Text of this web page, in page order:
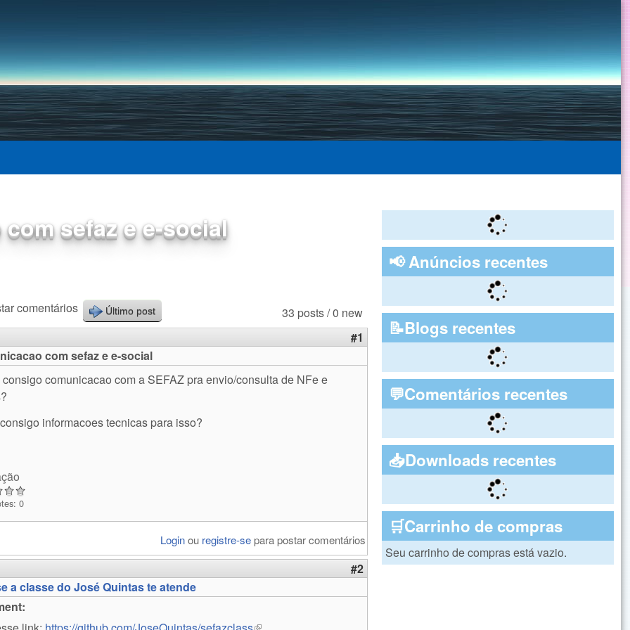
sefaz e e-social
33 posts / 0 new
comentários Último post
#1
com sefaz e e-social
comunicacao com a SEFAZ pra envio/consulta de NFe e
informacoes tecnicas para isso?
0
Loginou registre-separa postar comentários
#2
a classe do José Quintas te atende
📢 Anúncios recentes
📝Blogs recentes
💬Comentários recentes
📥Downloads recentes
🛒Carrinho de compras
Seu carrinho de compras está vazio.